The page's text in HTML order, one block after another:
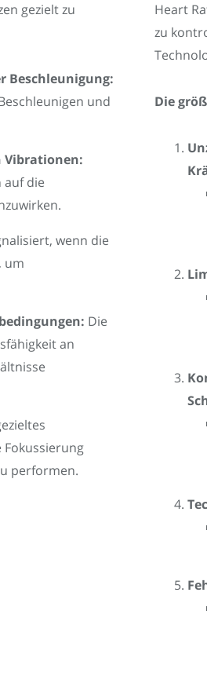
gezielt zu
Beschleunigung:
und
Vibrationen:
auf die
wenn die
um
Die
an
Fokussierung
performen.
Heart
zu
Die